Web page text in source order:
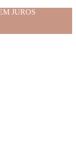
JUROS